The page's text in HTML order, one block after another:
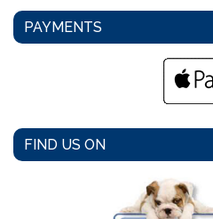
PAYMENTS
FIND US ON